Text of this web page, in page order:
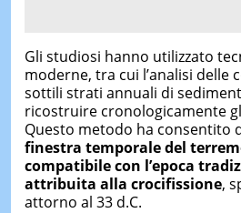
Gli studiosi hanno utilizzato
moderne, tra cui l’analisi delle
sottili strati annuali di
ricostruire cronologicamente
Questo metodo ha consentito
finestra temporale del
compatibile con l’epoca
attribuita alla crocifissione,
attorno al 33 d.C.